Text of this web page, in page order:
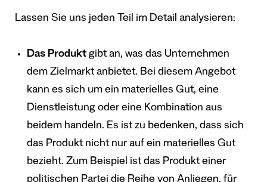
Lassen Sie uns jeden Teil im Detail analysieren:
Das Produkt gibt an, was das Unternehmen
dem Zielmarkt anbietet. Bei diesem Angebot
kann es sich um ein materielles Gut, eine
Dienstleistung oder eine Kombination aus
beidem handeln. Es ist zu bedenken, dass sich
das Produkt nicht nur auf ein materielles Gut
bezieht. Zum Beispiel ist das Produkt einer